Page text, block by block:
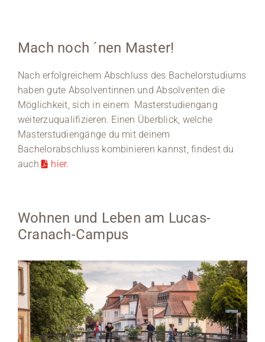
Mach noch ´nen Master!
Nach erfolgreichem Abschluss des Bachelorstudiums
haben gute Absolventinnen und Absolventen die
Möglichkeit, sich in einem Masterstudiengang
weiterzuqualifizieren. Einen Überblick, welche
Masterstudiengänge du mit deinem
Bachelorabschluss kombinieren kannst, findest du
auch
hier.
Wohnen und Leben am Lucas-
Cranach-Campus